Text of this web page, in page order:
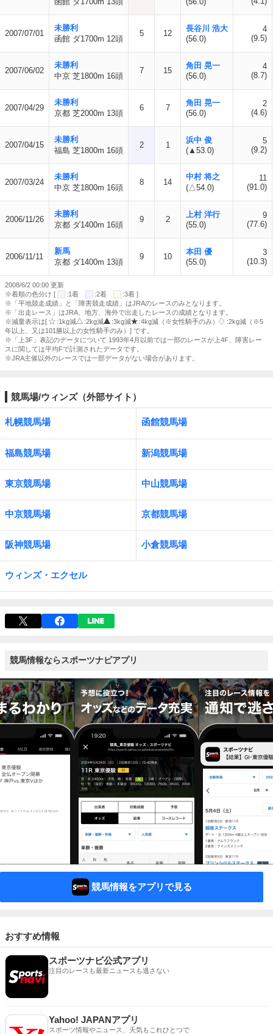
2007/07/01
未勝利
函館 ダ1700m 12頭
5 12
長谷川 浩大
(56.0)
4
(9.5)
2007/06/02
未勝利
中京 芝1800m 16頭
7 15
角田 晃一
(56.0)
4
(8.7)
2007/04/29
未勝利
京都 芝2000m 13頭
6 7
角田 晃一
(56.0)
2
(4.6)
2007/04/15
未勝利
福島 芝1800m 16頭
2 1
浜中 俊
(▲53.0)
5
(9.2)
2007/03/24
未勝利
中京 芝1800m 16頭
8 14
中村 将之
(△54.0)
11
(91.0)
2006/11/26
未勝利
京都 ダ1400m 16頭
9 2
上村 洋行
(55.0)
9
(77.6)
2006/11/11
新馬
京都 ダ1400m 13頭
9 10
本田 優
(55.0)
3
(10.3)
2008/6/2 00:00 更新
※着順の色分け [
:1着 :2着
:3着 ]
※「平地競走成績」と「障害競走成績」はJRAのレースのみとなります。
※「出走レース」はJRA、地方、海外で出走したレースの成績となります。
※減量表示は[
:1kg減 :2kg減 :3kg減 :4kg減（※女性騎手のみ）
:2kg減（※5
年以上、又は101勝以上の女性騎手のみ）] です。
※「上3F」表記のデータについて 1993年4月以前では一部のレースが上4F、障害レー
スに関しては平均Fで計測されたデータです。
※JRA主催以外のレースでは一部データがない場合があります。
競馬場/ウィンズ（外部サイト）
札幌競馬場 函館競馬場
福島競馬場 新潟競馬場
東京競馬場 中山競馬場
中京競馬場 京都競馬場
阪神競馬場 小倉競馬場
ウィンズ・エクセル
競馬情報ならスポーツナビアプリ
競馬情報をアプリで見る
おすすめ情報
スポーツナビ公式アプリ
注目のレースも最新ニュースも逃さない
Yahoo! JAPANアプリ
スポーツ情報やニュース、天気もこれひとつで